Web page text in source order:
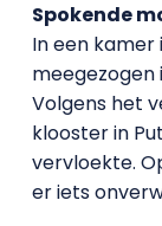
Spokende
In een kamer
meegezogen
Volgens het
klooster in
vervloekte.
er iets